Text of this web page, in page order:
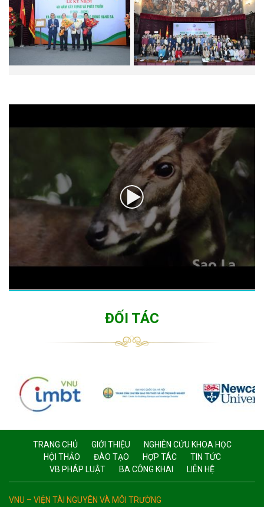
ĐỐI TÁC
TRANG CHỦ GIỚI THIỆU
NGHIÊN CỨU KHOA HỌC
HỘI THẢO
ĐÀO TẠO HỢP TÁC
TIN TỨC
VB PHÁP LUẬT
BA CÔNG KHAI LIÊN HỆ
VNU – VIỆN TÀI NGUYÊN VÀ MÔI TRƯỜNG